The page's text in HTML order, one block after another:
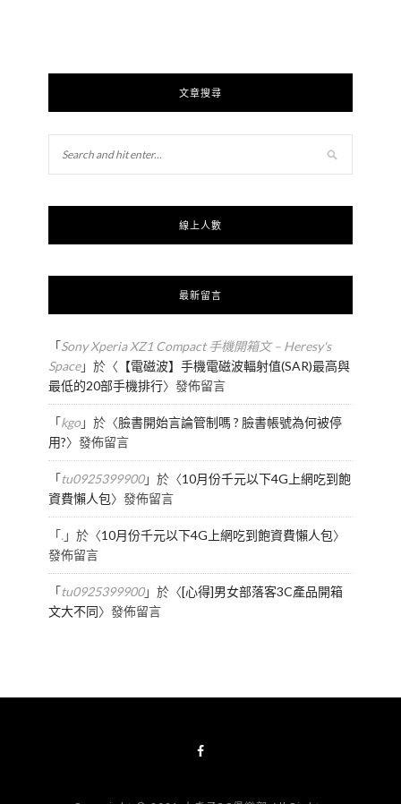
文章搜尋
線上人數
最新留言
「Sony Xperia XZ1 Compact 手機開箱文 – Heresy's
Space」於〈 【電磁波】手機電磁波輻射值(SAR)最高與
最低的20部手機排行〉發佈留言
「kgo」於〈臉書開始言論管制嗎 ? 臉書帳號為何被停
用?〉發佈留言
「tu0925399900」於〈10月份千元以下4G上網吃到飽
資費懶人包〉發佈留言
「.」於〈10月份千元以下4G上網吃到飽資費懶人包〉
發佈留言
「tu0925399900」於〈[心得]男女部落客3C產品開箱
文大不同〉發佈留言